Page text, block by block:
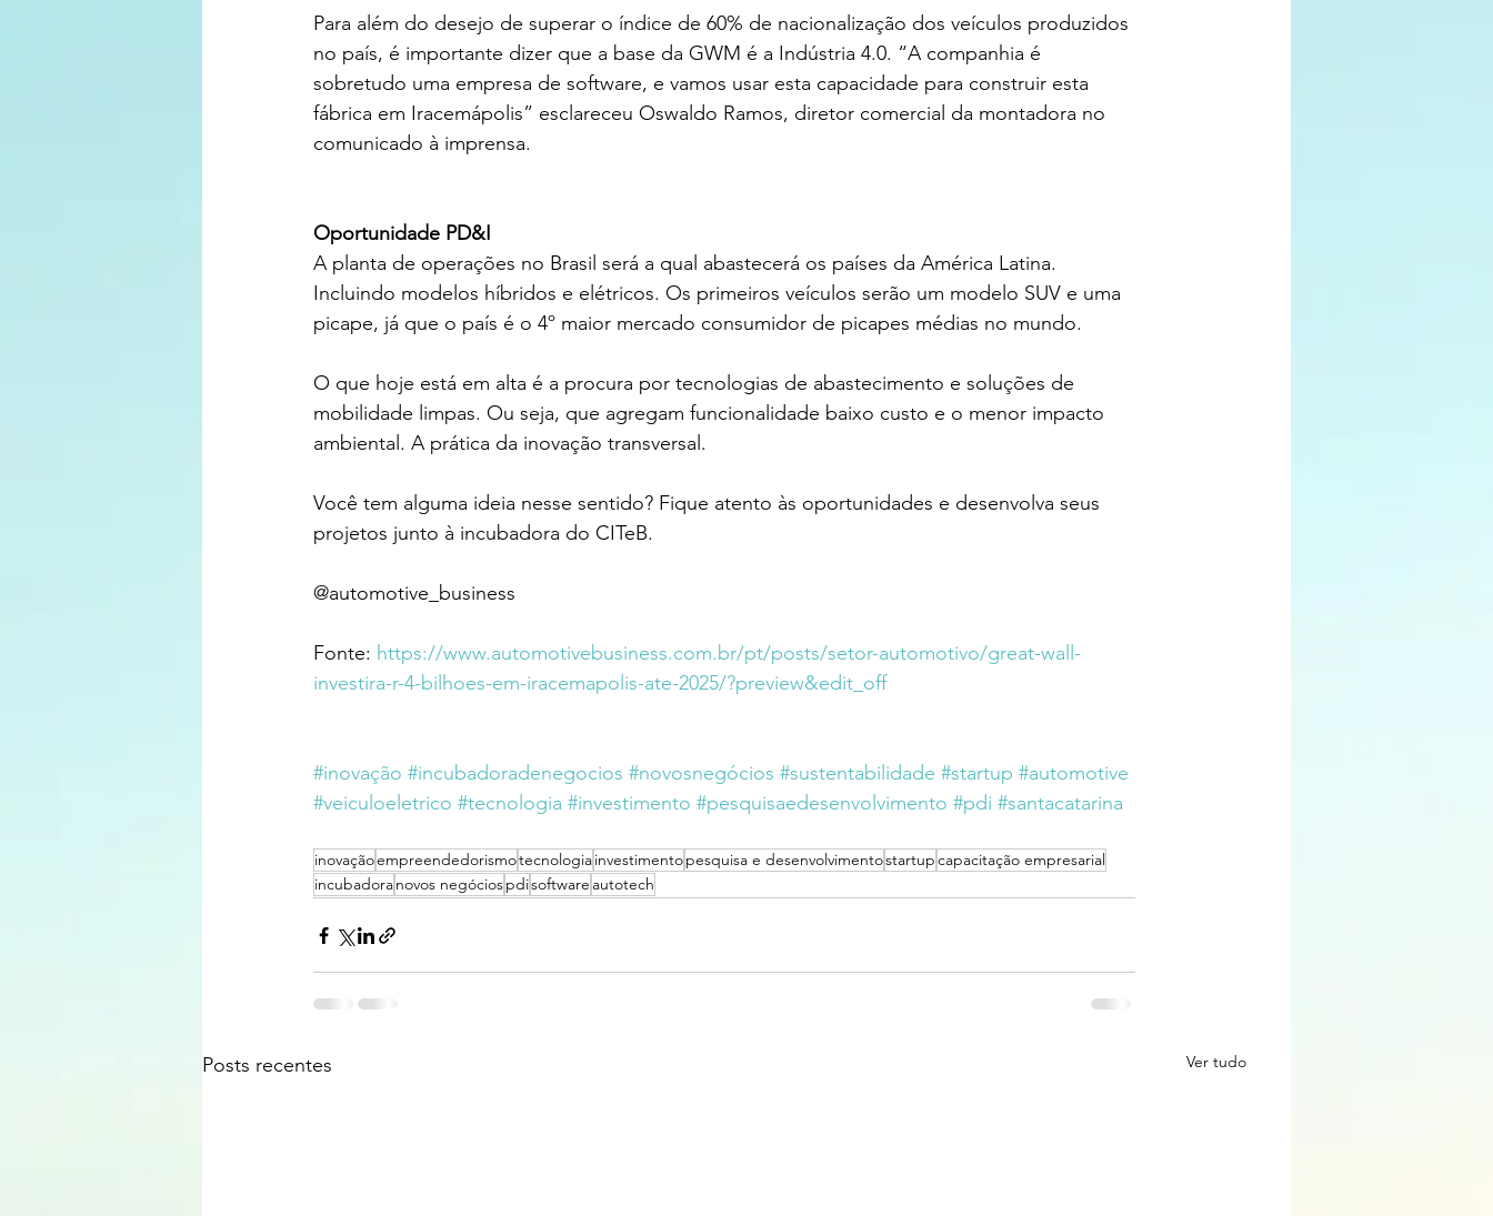
Para além do desejo de superar o índice de 60% de nacionalização dos veículos produzidos
no país, é importante dizer que a base da GWM é a Indústria 4.0. “A companhia é
sobretudo uma empresa de software, e vamos usar esta capacidade para construir esta
fábrica em Iracemápolis” esclareceu Oswaldo Ramos, diretor comercial da montadora no
comunicado à imprensa.
Oportunidade PD&I
A planta de operações no Brasil será a qual abastecerá os países da América Latina.
Incluindo modelos híbridos e elétricos. Os primeiros veículos serão um modelo SUV e uma
picape, já que o país é o 4º maior mercado consumidor de picapes médias no mundo.
O que hoje está em alta é a procura por tecnologias de abastecimento e soluções de
mobilidade limpas. Ou seja, que agregam funcionalidade baixo custo e o menor impacto
ambiental. A prática da inovação transversal.
Você tem alguma ideia nesse sentido? Fique atento às oportunidades e desenvolva seus
projetos junto à incubadora do CITeB.
@automotive_business
Fonte: https://www.automotivebusiness.com.br/pt/posts/setor-automotivo/great-wall-
investira-r-4-bilhoes-em-iracemapolis-ate-2025/?preview&edit_off
#inovação #incubadoradenegocios #novosnegócios #sustentabilidade #startup #automotive
#veiculoeletrico #tecnologia #investimento #pesquisaedesenvolvimento #pdi #santacatarina
inovaçãoempreendedorismotecnologiainvestimentopesquisa e desenvolvimentostartupcapacitação empresarial
incubadoranovos negóciospdisoftware autotech
Posts recentes Ver tudo